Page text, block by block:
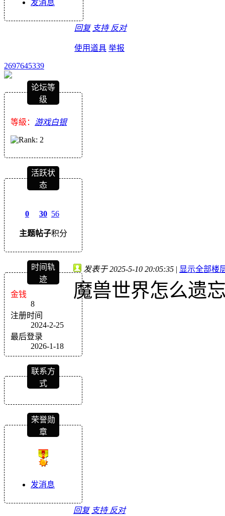
发消息
回复 支持 反对
使用道具 举报
2697645339
论坛等
级
等級： 游戏白银
活跃状
态
0
主题
30
帖子
56
积分
时间轨
迹
金钱
8
注册时间
2024-2-25
最后登录
2026-1-18
联系方
式
荣誉勋
章
发消息
发表于 2025-5-10 20:05:35 | 显示全部楼
魔兽世界怎么遗
回复 支持 反对